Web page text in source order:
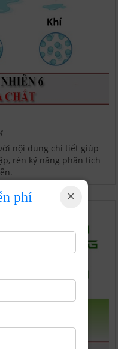
phí ×
nội dung chi tiết giúp
rèn kỹ năng phân tích